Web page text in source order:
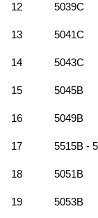
12 5039C
13 5041C
14 5043C
15 5045B
16 5049B
17 5515B -
18 5051B
19 5053B